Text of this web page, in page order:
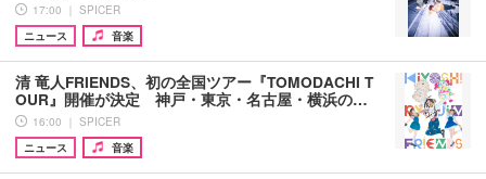
17:00 ｜ SPICER
ニュース
音楽
清 竜人FRIENDS、初の全国ツアー『TOMODACHI T
OUR』開催が決定 神戸・東京・名古屋・横浜の…
16:00 ｜ SPICER
ニュース
音楽